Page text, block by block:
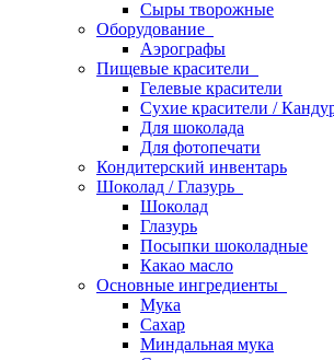
Сыры творожные
Оборудование
Аэрографы
Пищевые красители
Гелевые красители
Сухие красители /
Для шоколада
Для фотопечати
Кондитерский инвентарь
Шоколад / Глазурь
Шоколад
Глазурь
Посыпки шоколадные
Какао масло
Основные ингредиенты
Мука
Сахар
Миндальная мука